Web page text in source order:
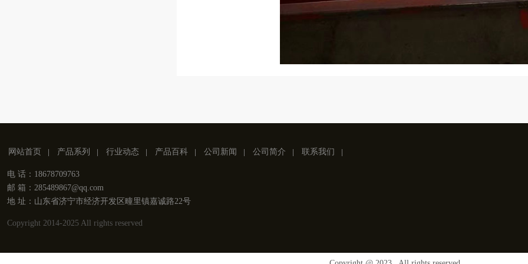
网站首页 产品系列 行业动态 产品百科 公司新闻 公司简介 联系我们
电 话：18678709763
邮 箱：285489867@qq.com
地 址：山东省济宁市经济开发区疃里镇嘉诚路22号
Copyright 2014-2025 All rights reserved